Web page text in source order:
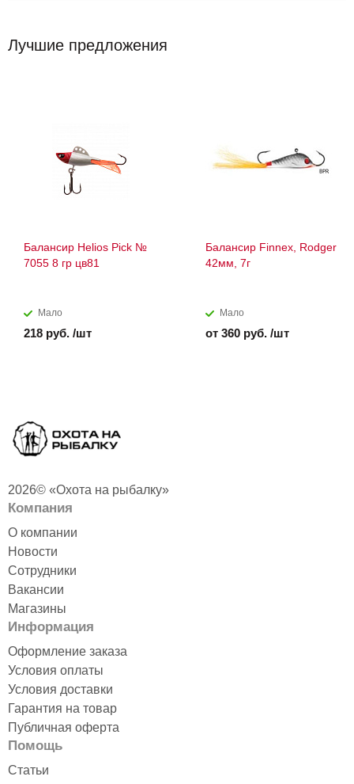
Лучшие предложения
Балансир Helios Pick №
7055 8 гр цв81
Мало
218 руб. /шт
Балансир Finnex, Rodger
42мм, 7г
Мало
от 360 руб. /шт
2026© «Охота на рыбалку»
Компания
О компании
Новости
Сотрудники
Вакансии
Магазины
Информация
Оформление заказа
Условия оплаты
Условия доставки
Гарантия на товар
Публичная оферта
Помощь
Статьи